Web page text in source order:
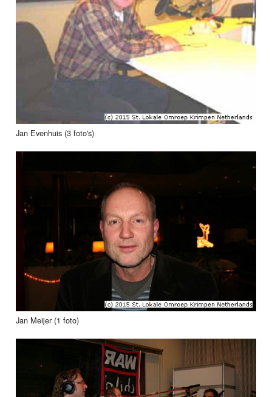
Jan Evenhuis (3 foto's)
Jan Meijer (1 foto)